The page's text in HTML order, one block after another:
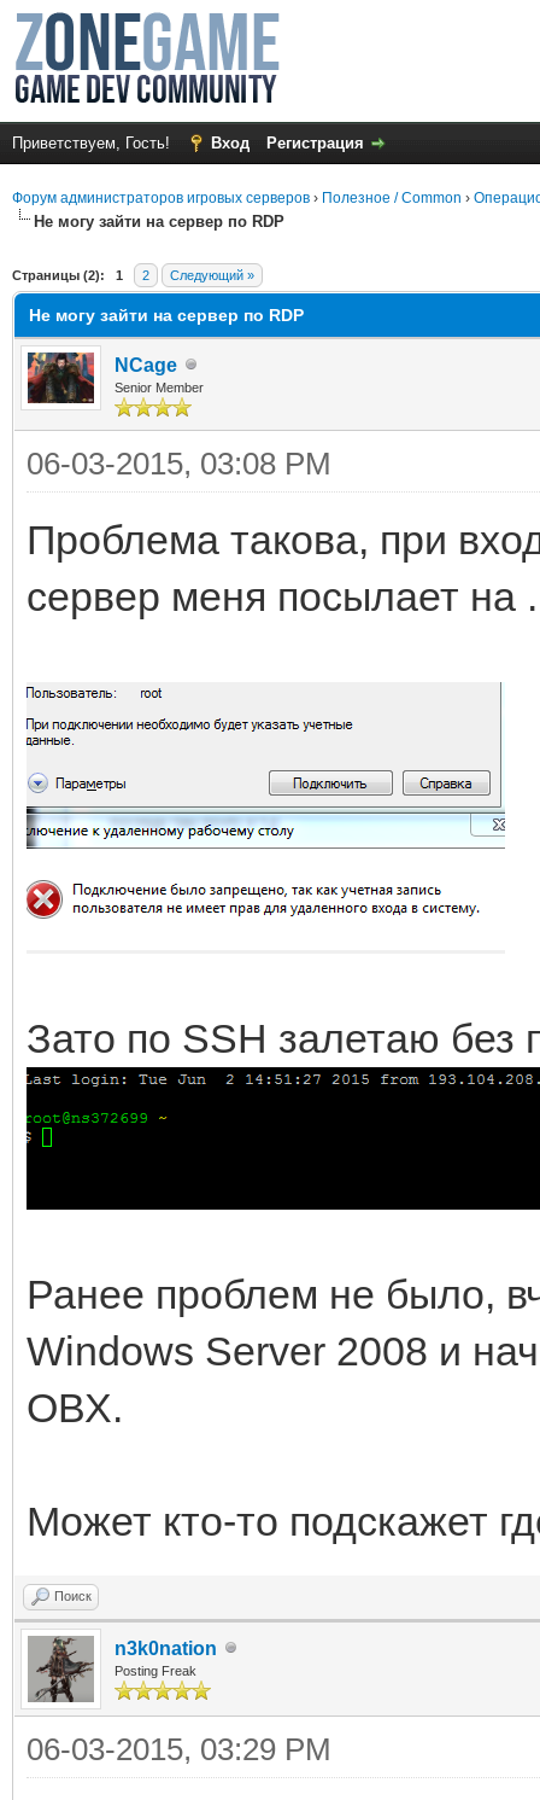
Приветствуем, Гость! Вход Регистрация
Форум администраторов игровых серверов › Полезное / Common ›
Не могу зайти на сервер по RDP
Страницы (2): 1 2 Следующий »
Не могу зайти на сервер по RDP
NCage
Senior Member
06-03-2015, 03:08 PM
Проблема такова, при
сервер меня посылает на
Зато по SSH залетаю без
Ранее проблем не было,
Windows Server 2008 и
ОВХ.
Может кто-то подскажет
Поиск
n3k0nation
Posting Freak
06-03-2015, 03:29 PM